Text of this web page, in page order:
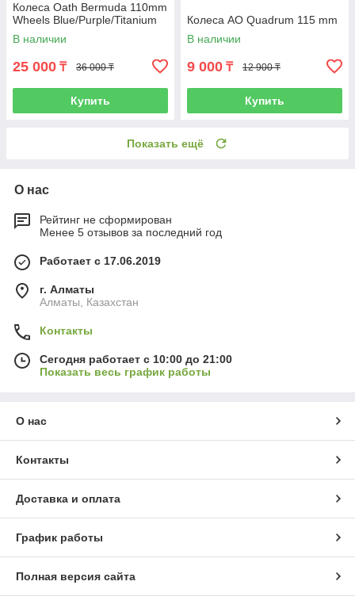
Колеса Oath Bermuda 110mm
Wheels Blue/Purple/Titanium
В наличии
25 000 ₸ 36 000 ₸
Купить
Колеса AO Quadrum 115 mm
В наличии
9 000 ₸ 12 900 ₸
Купить
Показать ещё
О нас
Рейтинг не сформирован
Менее 5 отзывов за последний год
Работает с 17.06.2019
г. Алматы
Алматы, Казахстан
Контакты
Сегодня работает с 10:00 до 21:00
Показать весь график работы
О нас
Контакты
Доставка и оплата
График работы
Полная версия сайта